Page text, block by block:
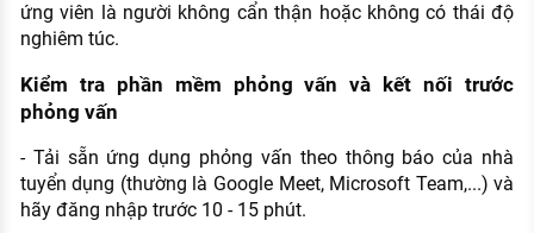
ứng viên là người không cẩn thận hoặc không có thái độ
nghiêm túc.
Kiểm tra phần mềm phỏng vấn và kết nối trước
phỏng vấn
- Tải sẵn ứng dụng phỏng vấn theo thông báo của nhà
tuyển dụng (thường là Google Meet, Microsoft Team,...) và
hãy đăng nhập trước 10 - 15 phút.